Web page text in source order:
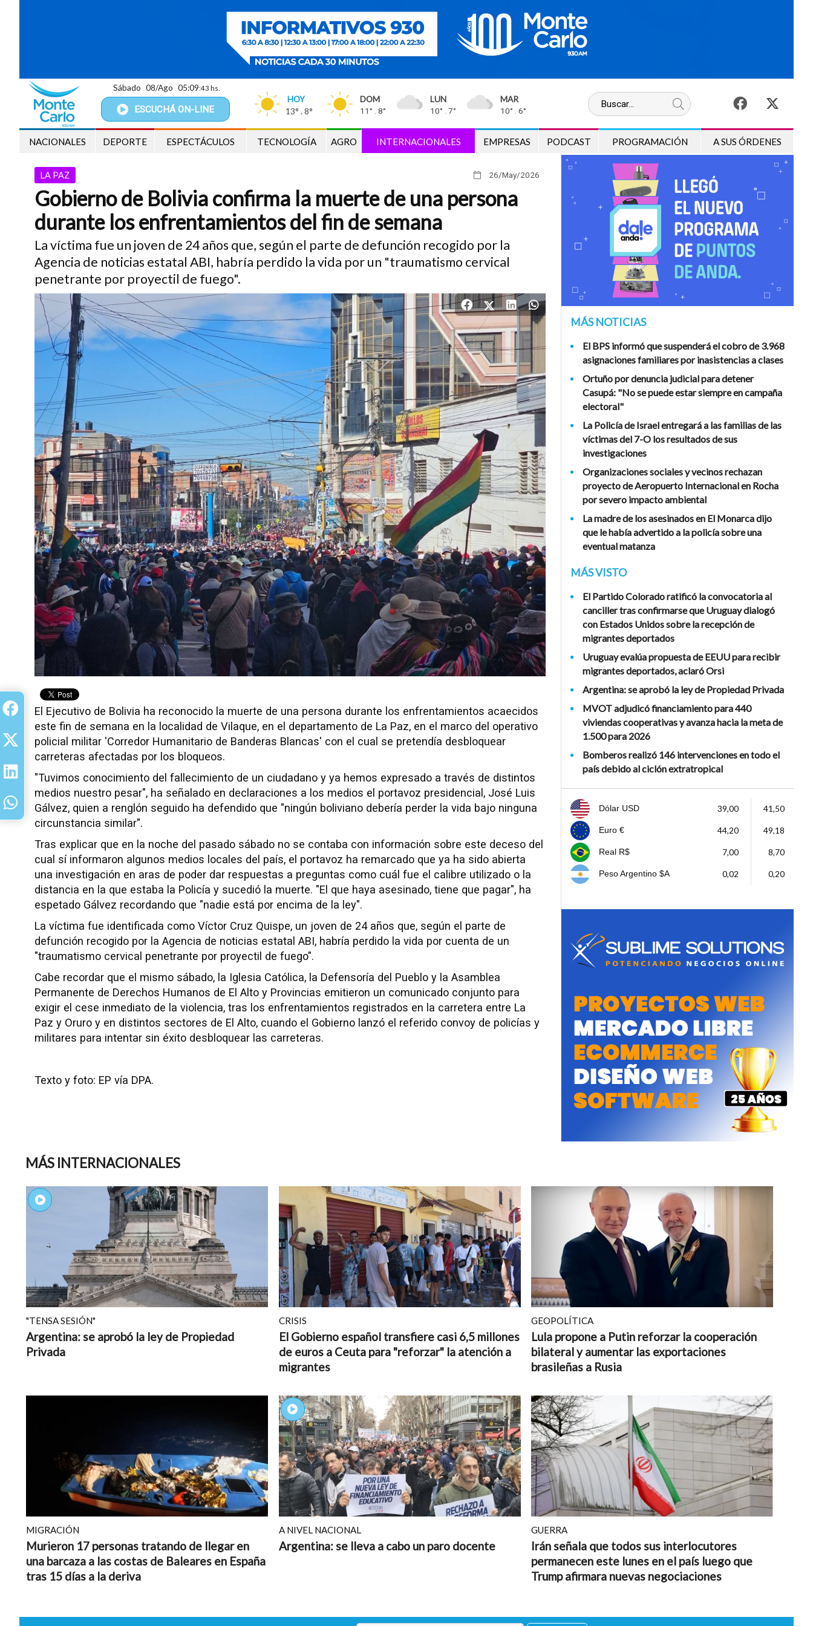
ESCUCHÁ ON-LINE
HOY
13° . 8°
DOM
11° . 8°
LUN
10° . 7°
MAR
10° . 6°
Sábado 08/Ago 05:09:44 hs.
NACIONALES DEPORTE ESPECTÁCULOS TECNOLOGÍA AGRO INTERNACIONALES EMPRESAS PODCAST PROGRAMACIÓN A SUS ÓRDENES
26/May/2026
LA PAZ
Gobierno de Bolivia confirma la muerte de una persona
durante los enfrentamientos del fin de semana
La víctima fue un joven de 24 años que, según el parte de defunción recogido por la
Agencia de noticias estatal ABI, habría perdido la vida por un "traumatismo cervical
penetrante por proyectil de fuego".
El Ejecutivo de Bolivia ha reconocido la muerte de una persona durante los enfrentamientos acaecidos
este fin de semana en la localidad de Vilaque, en el departamento de La Paz, en el marco del operativo
policial militar 'Corredor Humanitario de Banderas Blancas' con el cual se pretendía desbloquear
carreteras afectadas por los bloqueos.
"Tuvimos conocimiento del fallecimiento de un ciudadano y ya hemos expresado a través de distintos
medios nuestro pesar", ha señalado en declaraciones a los medios el portavoz presidencial, José Luis
Gálvez, quien a renglón seguido ha defendido que "ningún boliviano debería perder la vida bajo ninguna
circunstancia similar".
Tras explicar que en la noche del pasado sábado no se contaba con información sobre este deceso del
cual sí informaron algunos medios locales del país, el portavoz ha remarcado que ya ha sido abierta
una investigación en aras de poder dar respuestas a preguntas como cuál fue el calibre utilizado o la
distancia en la que estaba la Policía y sucedió la muerte. "El que haya asesinado, tiene que pagar", ha
espetado Gálvez recordando que "nadie está por encima de la ley".
La víctima fue identificada como Víctor Cruz Quispe, un joven de 24 años que, según el parte de
defunción recogido por la Agencia de noticias estatal ABI, habría perdido la vida por cuenta de un
"traumatismo cervical penetrante por proyectil de fuego".
Cabe recordar que el mismo sábado, la Iglesia Católica, la Defensoría del Pueblo y la Asamblea
Permanente de Derechos Humanos de El Alto y Provincias emitieron un comunicado conjunto para
exigir el cese inmediato de la violencia, tras los enfrentamientos registrados en la carretera entre La
Paz y Oruro y en distintos sectores de El Alto, cuando el Gobierno lanzó el referido convoy de policías y
militares para intentar sin éxito desbloquear las carreteras.
Texto y foto: EP vía DPA.
MÁS NOTICIAS
El BPS informó que suspenderá el cobro de 3.968
asignaciones familiares por inasistencias a clases
Ortuño por denuncia judicial para detener
Casupá: "No se puede estar siempre en campaña
electoral"
La Policía de Israel entregará a las familias de las
víctimas del 7-O los resultados de sus
investigaciones
Organizaciones sociales y vecinos rechazan
proyecto de Aeropuerto Internacional en Rocha
por severo impacto ambiental
La madre de los asesinados en El Monarca dijo
que le había advertido a la policía sobre una
eventual matanza
MÁS VISTO
El Partido Colorado ratificó la convocatoria al
canciller tras confirmarse que Uruguay dialogó
con Estados Unidos sobre la recepción de
migrantes deportados
Uruguay evalúa propuesta de EEUU para recibir
migrantes deportados, aclaró Orsi
Argentina: se aprobó la ley de Propiedad Privada
MVOT adjudicó financiamiento para 440
viviendas cooperativas y avanza hacia la meta de
1.500 para 2026
Bomberos realizó 146 intervenciones en todo el
país debido al ciclón extratropical
Dólar USD 39,00 41,50
Euro € 44,20 49,18
Real R$ 7,00 8,70
Peso Argentino $A 0,02 0,20
MÁS INTERNACIONALES
"TENSA SESIÓN"
Argentina: se aprobó la ley de Propiedad
Privada
CRISIS
El Gobierno español transfiere casi 6,5 millones
de euros a Ceuta para "reforzar" la atención a
migrantes
GEOPOLÍTICA
Lula propone a Putin reforzar la cooperación
bilateral y aumentar las exportaciones
brasileñas a Rusia
MIGRACIÓN
Murieron 17 personas tratando de llegar en
una barcaza a las costas de Baleares en España
tras 15 días a la deriva
A NIVEL NACIONAL
Argentina: se lleva a cabo un paro docente
GUERRA
Irán señala que todos sus interlocutores
permanecen este lunes en el país luego que
Trump afirmara nuevas negociaciones